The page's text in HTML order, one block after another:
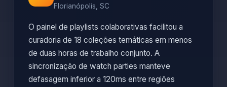
Florianópolis, SC
O painel de playlists colaborativas facilitou a
curadoria de 18 coleções temáticas em menos
de duas horas de trabalho conjunto. A
sincronização de watch parties manteve
defasagem inferior a 120ms entre regiões